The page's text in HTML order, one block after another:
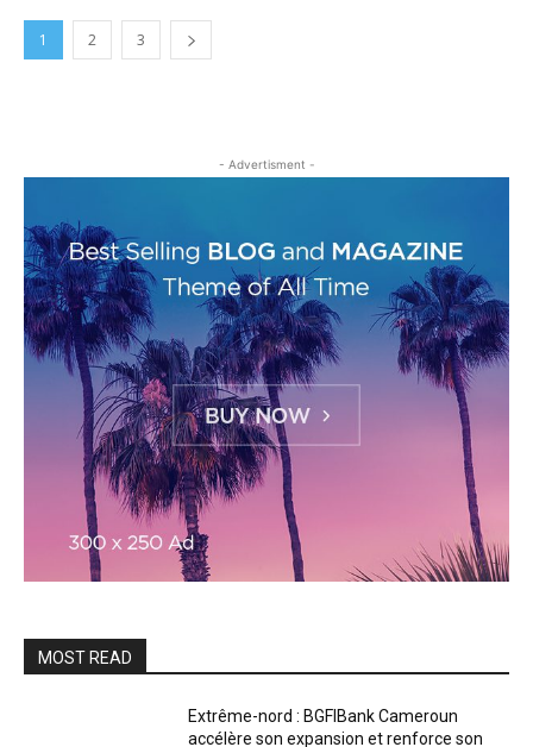
1 2 3
- Advertisment -
MOST READ
Extrême-nord : BGFIBank Cameroun
accélère son expansion et renforce son